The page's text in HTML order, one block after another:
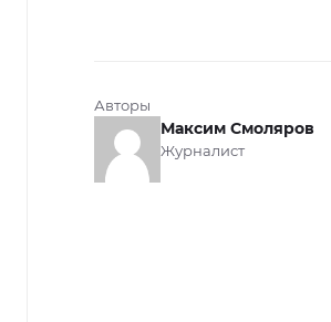
Авторы
Максим Смоляров
Журналист